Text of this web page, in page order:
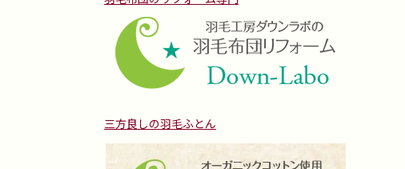
三方良しの羽毛ふとん